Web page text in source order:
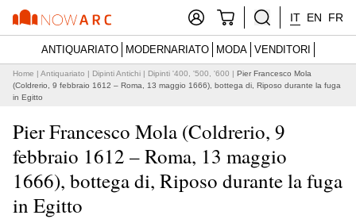
IT EN FR
ANTIQUARIATO MODERNARIATO MODA VENDITORI
Home | Antiquariato | Dipinti Antichi | Dipinti '400, '500, '600 | Pier Francesco Mola
(Coldrerio, 9 febbraio 1612 – Roma, 13 maggio 1666), bottega di, Riposo durante la fuga
in Egitto
Pier Francesco Mola (Coldrerio, 9
febbraio 1612 – Roma, 13 maggio
1666), bottega di, Riposo durante la fuga
in Egitto